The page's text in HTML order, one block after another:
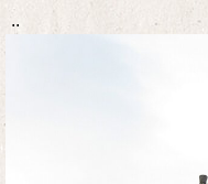
..